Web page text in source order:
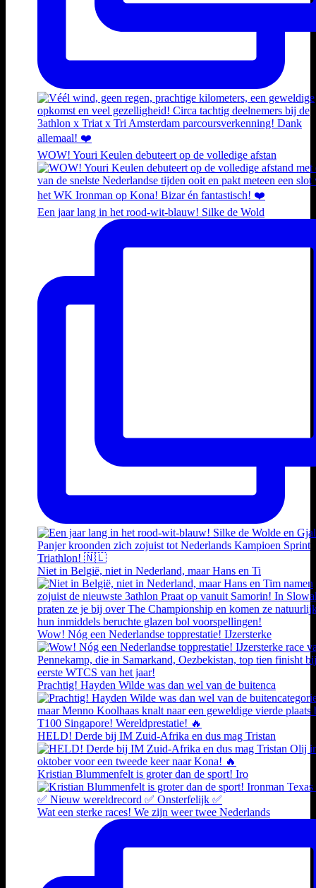
WOW! Youri Keulen debuteert op de volledige afstan
Een jaar lang in het rood-wit-blauw! Silke de Wold
Niet in België, niet in Nederland, maar Hans en Ti
Wow! Nóg een Nederlandse topprestatie! IJzersterke
Prachtig! Hayden Wilde was dan wel van de buitenca
HELD! Derde bij IM Zuid-Afrika en dus mag Tristan
Kristian Blummenfelt is groter dan de sport! Iro
Wat een sterke races! We zijn weer twee Nederlands